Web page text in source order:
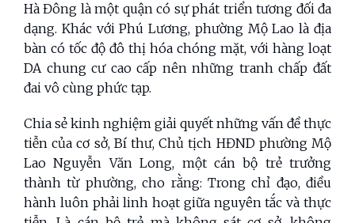
Hà Đông là một quận có sự phát triển tương đối đa
dạng. Khác với Phú Lương, phường Mộ Lao là địa
bàn có tốc độ đô thị hóa chóng mặt, với hàng loạt
DA chung cư cao cấp nên những tranh chấp đất
đai vô cùng phức tạp.
Chia sẻ kinh nghiệm giải quyết những vấn đề thực
tiễn của cơ sở, Bí thư, Chủ tịch HĐND phường Mộ
Lao Nguyễn Văn Long, một cán bộ trẻ trưởng
thành từ phường, cho rằng: Trong chỉ đạo, điều
hành luôn phải linh hoạt giữa nguyên tắc và thực